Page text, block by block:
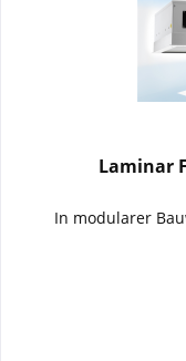
Laminar
In modularer